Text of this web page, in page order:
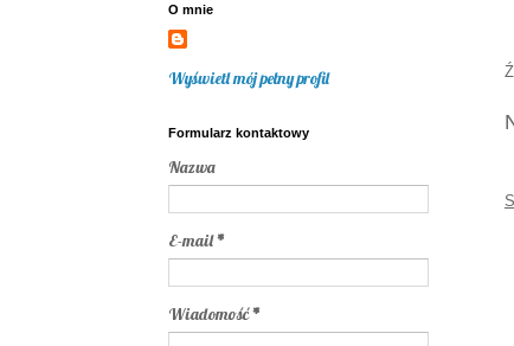
O mnie
Wyświetl mój pełny profil
Formularz kontaktowy
Nazwa
E-mail*
Wiadomość*